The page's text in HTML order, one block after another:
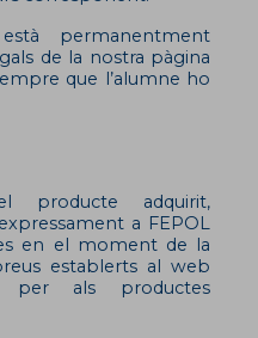
permanentment
de la nostra pàgina
que l’alumne ho
producte adquirit,
a FEPOL
en el moment de la
establerts al web
per als productes